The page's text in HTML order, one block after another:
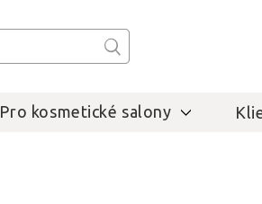
Pro kosmetické salony